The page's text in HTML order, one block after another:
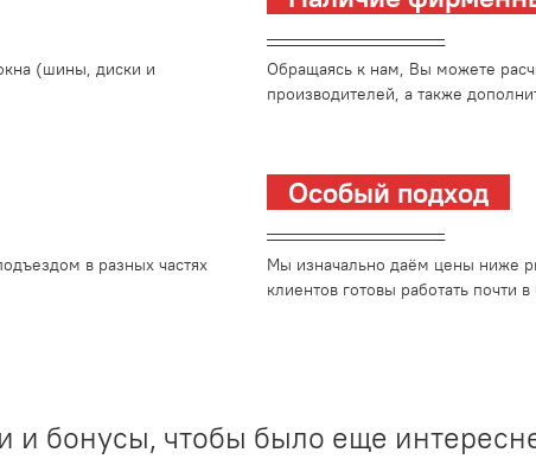
(шины, диски и
_________________________
Обращаясь к нам, Вы можете
производителей, а также
в разных частях
Особый подход
_________________________
Мы изначально даём цены ниже
клиентов готовы работать почти в
и бонусы, чтобы было еще